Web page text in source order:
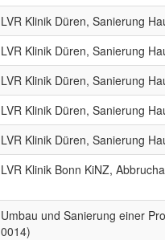
LVR Klinik Düren, Sanierung
LVR Klinik Düren, Sanierung
LVR Klinik Düren, Sanierung
LVR Klinik Düren, Sanierung
LVR Klinik Düren, Sanierung
LVR Klinik Bonn KiNZ,
Umbau und Sanierung einer
0014)